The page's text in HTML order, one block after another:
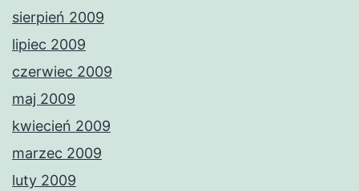
sierpień 2009
lipiec 2009
czerwiec 2009
maj 2009
kwiecień 2009
marzec 2009
luty 2009